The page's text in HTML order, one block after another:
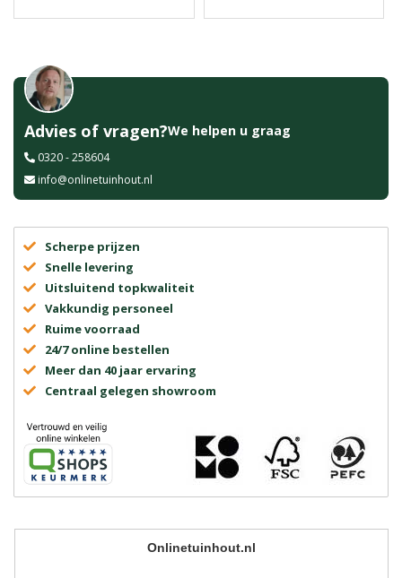
Advies of vragen?We helpen u graag
0320 - 258604
info@onlinetuinhout.nl
Scherpe prijzen
Snelle levering
Uitsluitend topkwaliteit
Vakkundig personeel
Ruime voorraad
24/7 online bestellen
Meer dan 40 jaar ervaring
Centraal gelegen showroom
Onlinetuinhout.nl